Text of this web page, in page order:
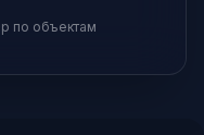
по объектам